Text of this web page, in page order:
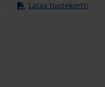
Lataa tuotekortti